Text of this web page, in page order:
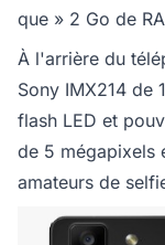
que » 2 Go de
À l'arrière du
Sony IMX214 de
flash LED et
de 5 mégapixels
amateurs de